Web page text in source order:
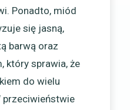
Ponadto, miód
się jasną,
barwą oraz
który sprawia, że
do wielu
przeciwieństwie